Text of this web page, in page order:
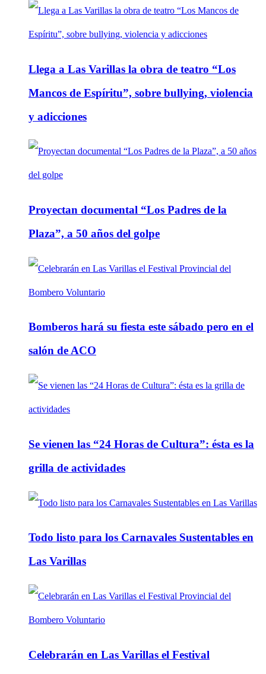
Llega a Las Varillas la obra de teatro “Los
Mancos de Espíritu”, sobre bullying, violencia
y adicciones
Proyectan documental “Los Padres de la
Plaza”, a 50 años del golpe
Bomberos hará su fiesta este sábado pero en el
salón de ACO
Se vienen las “24 Horas de Cultura”: ésta es la
grilla de actividades
Todo listo para los Carnavales Sustentables en
Las Varillas
Celebrarán en Las Varillas el Festival